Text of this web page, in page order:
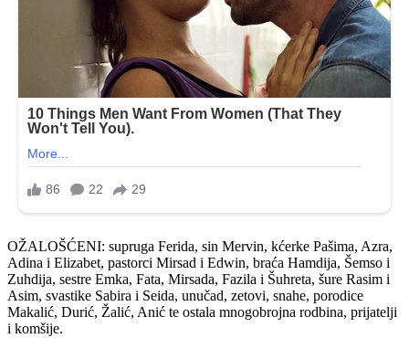
OŽALOŠĆENI: supruga Ferida, sin Mervin, kćerke Pašima, Azra,
Adina i Elizabet, pastorci Mirsad i Edwin, braća Hamdija, Šemso i
Zuhdija, sestre Emka, Fata, Mirsada, Fazila i Šuhreta, šure Rasim i
Asim, svastike Sabira i Seida, unučad, zetovi, snahe, porodice
Makalić, Durić, Žalić, Anić te ostala mnogobrojna rodbina, prijatelji
i komšije.